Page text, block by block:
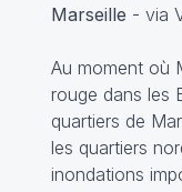
Marseille - via
Au moment où
rouge dans les
quartiers de
les quartiers
inondations